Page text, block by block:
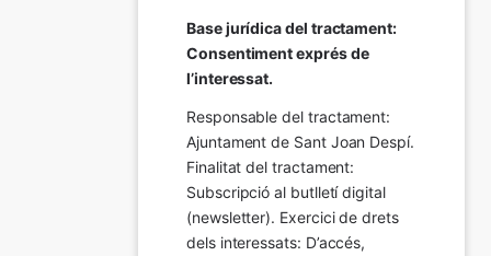
Base jurídica del tractament:
Consentiment exprés de
l’interessat.
Responsable del tractament:
Ajuntament de Sant Joan Despí.
Finalitat del tractament:
Subscripció al butlletí digital
(newsletter). Exercici de drets
dels interessats: D’accés,